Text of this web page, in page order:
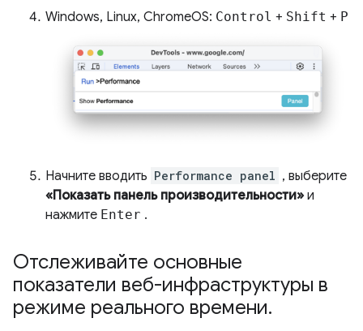
Windows, Linux, ChromeOS: Control + Shift + P
Начните вводить Performance panel , выберите
«Показать панель производительности» и
нажмите Enter .
Отслеживайте основные
показатели веб-инфраструктуры в
режиме реального времени.